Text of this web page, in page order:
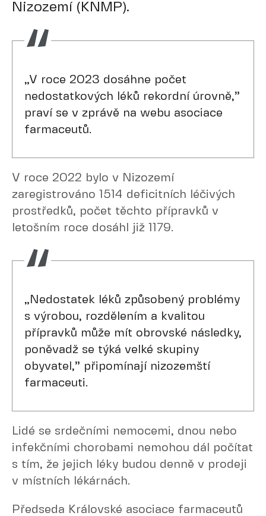
Nizozemí (KNMP).
„V roce 2023 dosáhne počet
nedostatkových léků rekordní úrovně,”
praví se v zprávě na webu asociace
farmaceutů.
V roce 2022 bylo v Nizozemí
zaregistrováno 1514 deficitních léčivých
prostředků, počet těchto přípravků v
letošním roce dosáhl již 1179.
„Nedostatek léků způsobený problémy
s výrobou, rozdělením a kvalitou
přípravků může mít obrovské následky,
poněvadž se týká velké skupiny
obyvatel,” připomínají nizozemští
farmaceuti.
Lidé se srdečními nemocemi, dnou nebo
infekčními chorobami nemohou dál počítat
s tím, že jejich léky budou denně v prodeji
v místních lékárnách.
Předseda Královské asociace farmaceutů